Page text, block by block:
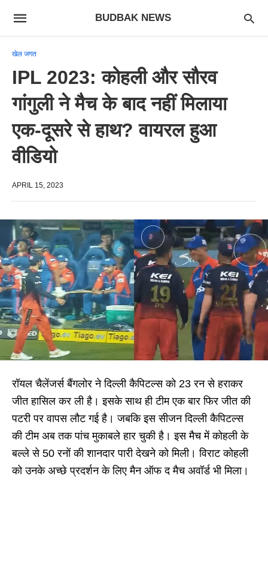
BUDBAK NEWS
खेल जगत
IPL 2023: कोहली और सौरव
गांगुली ने मैच के बाद नहीं मिलाया
एक-दूसरे से हाथ? वायरल हुआ
वीडियो
APRIL 15, 2023
रॉयल चैलेंजर्स बैंगलोर ने दिल्ली कैपिटल्स को 23 रन से हराकर
जीत हासिल कर ली है। इसके साथ ही टीम एक बार फिर जीत की
पटरी पर वापस लौट गई है। जबकि इस सीजन दिल्ली कैपिटल्स
की टीम अब तक पांच मुकाबले हार चुकी है। इस मैच में कोहली के
बल्ले से 50 रनों की शानदार पारी देखने को मिली। विराट कोहली
को उनके अच्छे प्रदर्शन के लिए मैन ऑफ द मैच अवॉर्ड भी मिला।